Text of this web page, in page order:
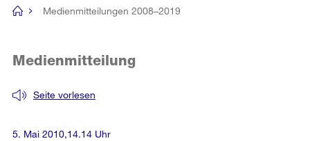
Navigation
[no
Medienmitteilungen 2008–2019
Seite vorlesen
Medienmitteilung
5. Mai 2010,14.14 Uhr